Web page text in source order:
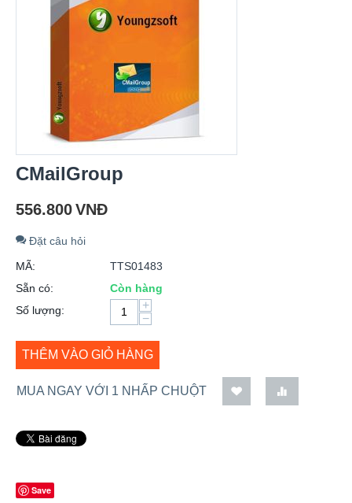
CMailGroup
556.800VNĐ
Đặt câu hỏi
MÃ:
TTS01483
Sẵn có:
Còn hàng
Số lượng:
+
−
THÊM VÀO GIỎ HÀNG
MUA NGAY VỚI 1 NHẤP CHUỘT
Save